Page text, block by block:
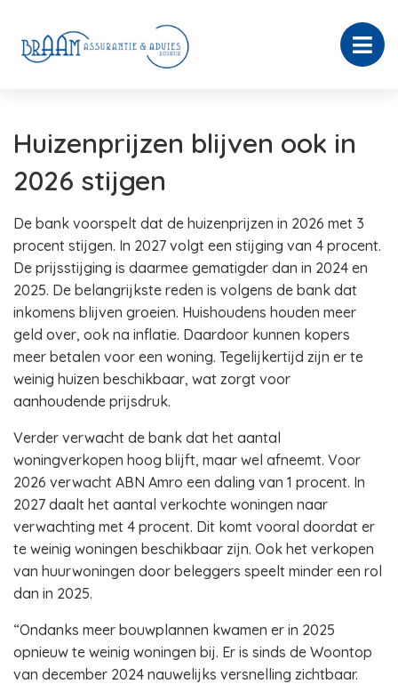
Huizenprijzen blijven ook in
2026 stijgen
De bank voorspelt dat de huizenprijzen in 2026 met 3
procent stijgen. In 2027 volgt een stijging van 4 procent.
De prijsstijging is daarmee gematigder dan in 2024 en
2025. De belangrijkste reden is volgens de bank dat
inkomens blijven groeien. Huishoudens houden meer
geld over, ook na inflatie. Daardoor kunnen kopers
meer betalen voor een woning. Tegelijkertijd zijn er te
weinig huizen beschikbaar, wat zorgt voor
aanhoudende prijsdruk.
Verder verwacht de bank dat het aantal
woningverkopen hoog blijft, maar wel afneemt. Voor
2026 verwacht ABN Amro een daling van 1 procent. In
2027 daalt het aantal verkochte woningen naar
verwachting met 4 procent. Dit komt vooral doordat er
te weinig woningen beschikbaar zijn. Ook het verkopen
van huurwoningen door beleggers speelt minder een rol
dan in 2025.
“Ondanks meer bouwplannen kwamen er in 2025
opnieuw te weinig woningen bij. Er is sinds de Woontop
van december 2024 nauwelijks versnelling zichtbaar.